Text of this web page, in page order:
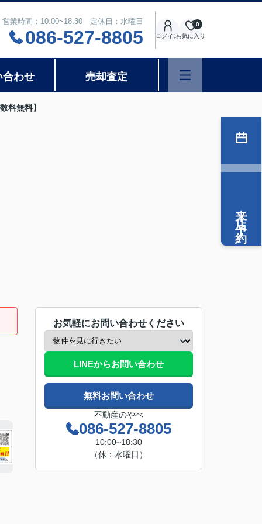
営業時間：10:00~18:30 定休日：水曜日
086-527-8805 ログインお気に入り
0
合わせ 売却査定
料無料】
お気軽にお問い合わせください
LINEからお問い合わせ
無料お問い合わせ
不動産のやべ
086-527-8805
10:00~18:30
（休：水曜日）
来店予約